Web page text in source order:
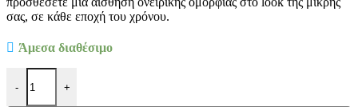
€19,50.είναι:
€15,00.
σας, σε κάθε εποχή του χρόνου.
Άμεσα διαθέσιμο
-
Like You Παιδική Κορδέλα Μαλλιών Pearls And Lace Με Δαντέλα
+